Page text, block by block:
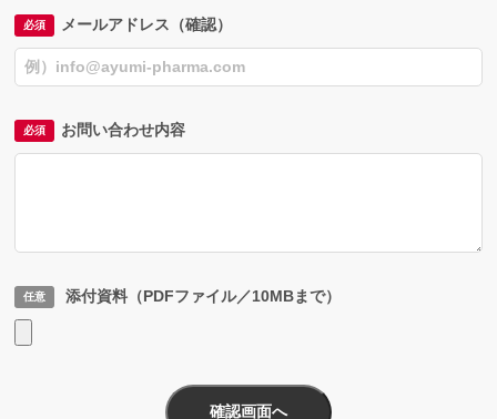
メールアドレス（確認）
お問い合わせ内容
添付資料（PDFファイル／10MBまで）